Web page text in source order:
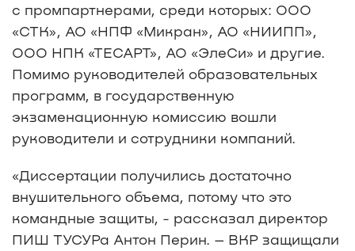
с промпартнерами, среди которых: ООО
«СТК», АО «НПФ «Микран», АО «НИИПП»,
ООО НПК «ТЕСАРТ», АО «ЭлеСи» и другие.
Помимо руководителей образовательных
программ, в государственную
экзаменационную комиссию вошли
руководители и сотрудники компаний.
«Диссертации получились достаточно
внушительного объема, потому что это
командные защиты, - рассказал директор
ПИШ ТУСУРа Антон Перин. – ВКР защищали